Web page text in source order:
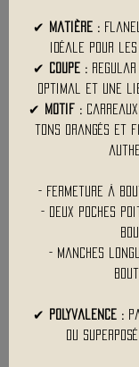
✔ Matière :
idéale pour
✔
Coupe :Regular
optimal et une
✔
Motif :
tons orangés et
- Fermeture à
- Deux poches
- Manches
✔ Polyvalence :
ou